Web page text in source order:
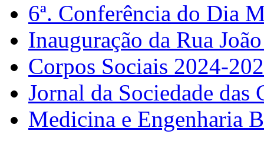
6ª. Conferência do Dia
Inauguração da Rua
Corpos Sociais 2024-
Jornal da Sociedade
Medicina e Engenharia